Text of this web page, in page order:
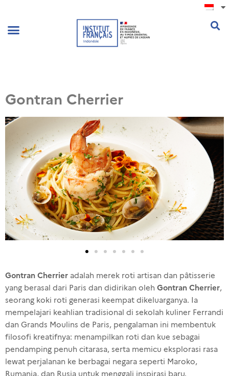
Gontran Cherrier
Gontran Cherrier adalah merek roti artisan dan pâtisserie
yang berasal dari Paris dan didirikan oleh Gontran Cherrier,
seorang koki roti generasi keempat dikeluarganya. Ia
mempelajari keahlian tradisional di sekolah kuliner Ferrandi
dan Grands Moulins de Paris, pengalaman ini membentuk
filosofi kreatifnya: menampilkan roti dan kue sebagai
pendamping penuh citarasa, serta memicu eksplorasi rasa
lewat perjalanan ke berbagai negara seperti Maroko,
Rumania, dan Rusia untuk menggali inspirasi baru.